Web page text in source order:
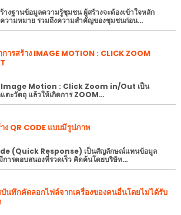
างฐานข้อมูลความรู้ชุมชน ผู้สร้างจะต้องเข้าใจหลัก
ความหมาย รวมถึงความสำคัญของชุมชนก่อน…
ารสร้าง IMAGE MOTION : CLICK ZOOM
Image Motion : Click Zoom in/Out เป็น
ตะวัตถุ แล้วให้เกิดการ ZOOM…
ง QR CODE แบบมีรูปภาพ
(Quick Response) เป็นสัญลักษณ์แทนข้อมูล
การตอบสนองที่รวดเร็ว คิดค้นโดยบริษัท…
นทึกคัดลอกไฟล์จากเครื่องของคนอื่นโดยไม่ได้รับ